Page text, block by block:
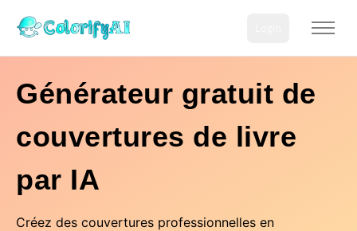
Outils d’IA
Ressources
Français
Générateur gratuit de
couvertures de livre
par IA
Créez des couvertures professionnelles en